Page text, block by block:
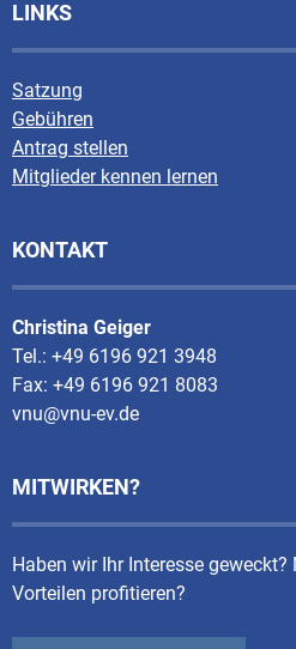
LINKS
Satzung
Gebühren
Antrag stellen
Mitglieder kennen lernen
KONTAKT
Christina Geiger
Tel.: +49 6196 921 3948
Fax: +49 6196 921 8083
vnu@vnu-ev.de
MITWIRKEN?
Haben wir Ihr Interesse
Vorteilen profitieren?